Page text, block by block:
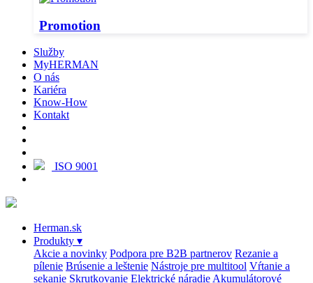
Promotion
Služby
MyHERMAN
O nás
Kariéra
Know-How
Kontakt
ISO 9001
Herman.sk
Produkty ▾
Akcie a novinky Podpora pre B2B partnerov Rezanie a
pílenie Brúsenie a leštenie Nástroje pre multitool Vŕtanie a
sekanie Skrutkovanie Elektrické náradie Akumulátorové